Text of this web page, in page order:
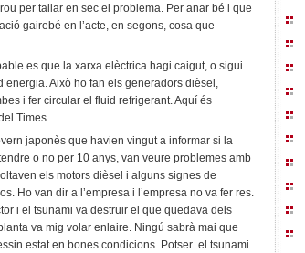
per tallar en sec el problema. Per anar bé i que
gairebé en l’acte, en segons, cosa que
es que la xarxa elèctrica hagi caigut, o sigui
Això ho fan els generadors dièsel,
i fer circular el fluid refrigerant. Aquí és
Times.
japonès que havien vingut a informar si la
o no per 10 anys, van veure problemes amb
els motors dièsel i alguns signes de
Ho van dir a l’empresa i l’empresa no va fer res.
i el tsunami va destruir el que quedava dels
va mig volar enlaire. Ningú sabrà mai que
estat en bones condicions. Potser el tsunami